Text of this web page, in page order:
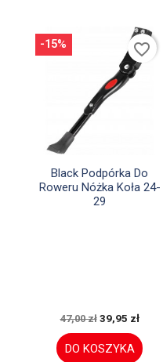
Szybki podgląd
Black Podpórka Do
Roweru Nóżka Koła 24-
29
47,00 zł 39,95 zł
DO KOSZYKA
-15% favorite_border